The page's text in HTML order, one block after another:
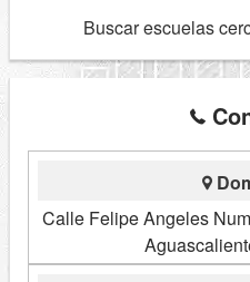
Buscar escuelas
Calle Felipe Angeles